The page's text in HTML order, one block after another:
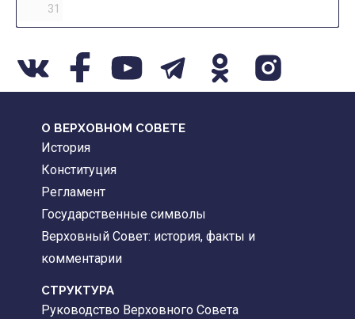
31
О ВЕРХОВНОМ СОВЕТЕ
История
Конституция
Регламент
Государственные символы
Верховный Совет: история, факты и
комментарии
CТРУКТУРА
Руководство Верховного Совета